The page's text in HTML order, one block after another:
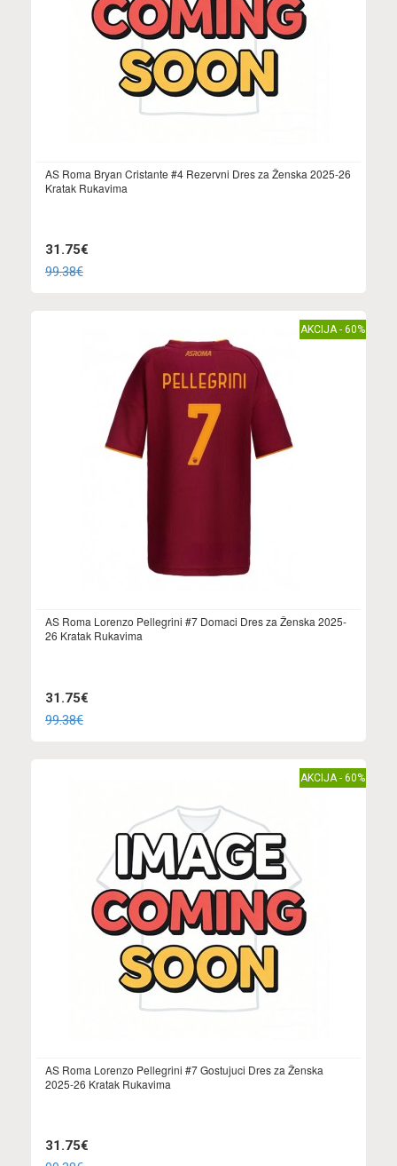
AS Roma Bryan Cristante #4 Rezervni Dres za Ženska 2025-26
Kratak Rukavima
31.75€
99.38€
AKCIJA - 60%
AS Roma Lorenzo Pellegrini #7 Domaci Dres za Ženska 2025-
26 Kratak Rukavima
31.75€
99.38€
AKCIJA - 60%
AS Roma Lorenzo Pellegrini #7 Gostujuci Dres za Ženska
2025-26 Kratak Rukavima
31.75€